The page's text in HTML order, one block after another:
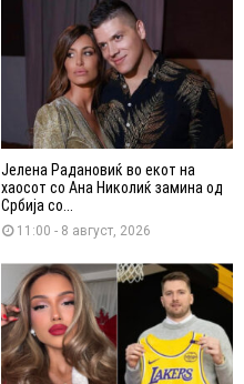
Јелена Радановиќ во екот на
хаосот со Ана Николиќ замина од
Србија со...
11:00 - 8 август, 2026